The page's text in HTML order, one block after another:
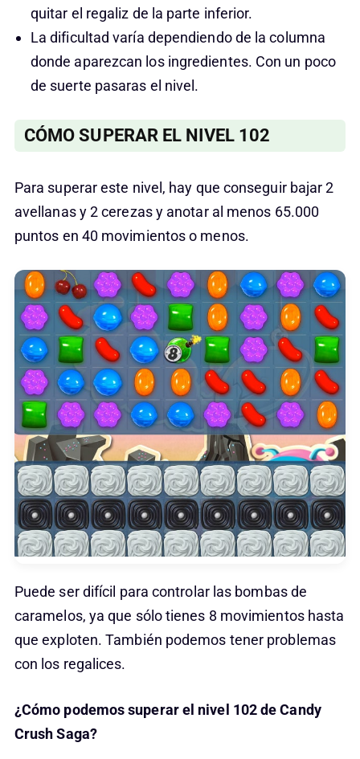
quitar el regaliz de la parte inferior.
La dificultad varía dependiendo de la columna
donde aparezcan los ingredientes. Con un poco
de suerte pasaras el nivel.
CÓMO SUPERAR EL NIVEL 102
Para superar este nivel, hay que conseguir bajar 2
avellanas y 2 cerezas y anotar al menos 65.000
puntos en 40 movimientos o menos.
Puede ser difícil para controlar las bombas de
caramelos, ya que sólo tienes 8 movimientos hasta
que exploten. También podemos tener problemas
con los regalices.
¿Cómo podemos superar el nivel 102 de Candy
Crush Saga?